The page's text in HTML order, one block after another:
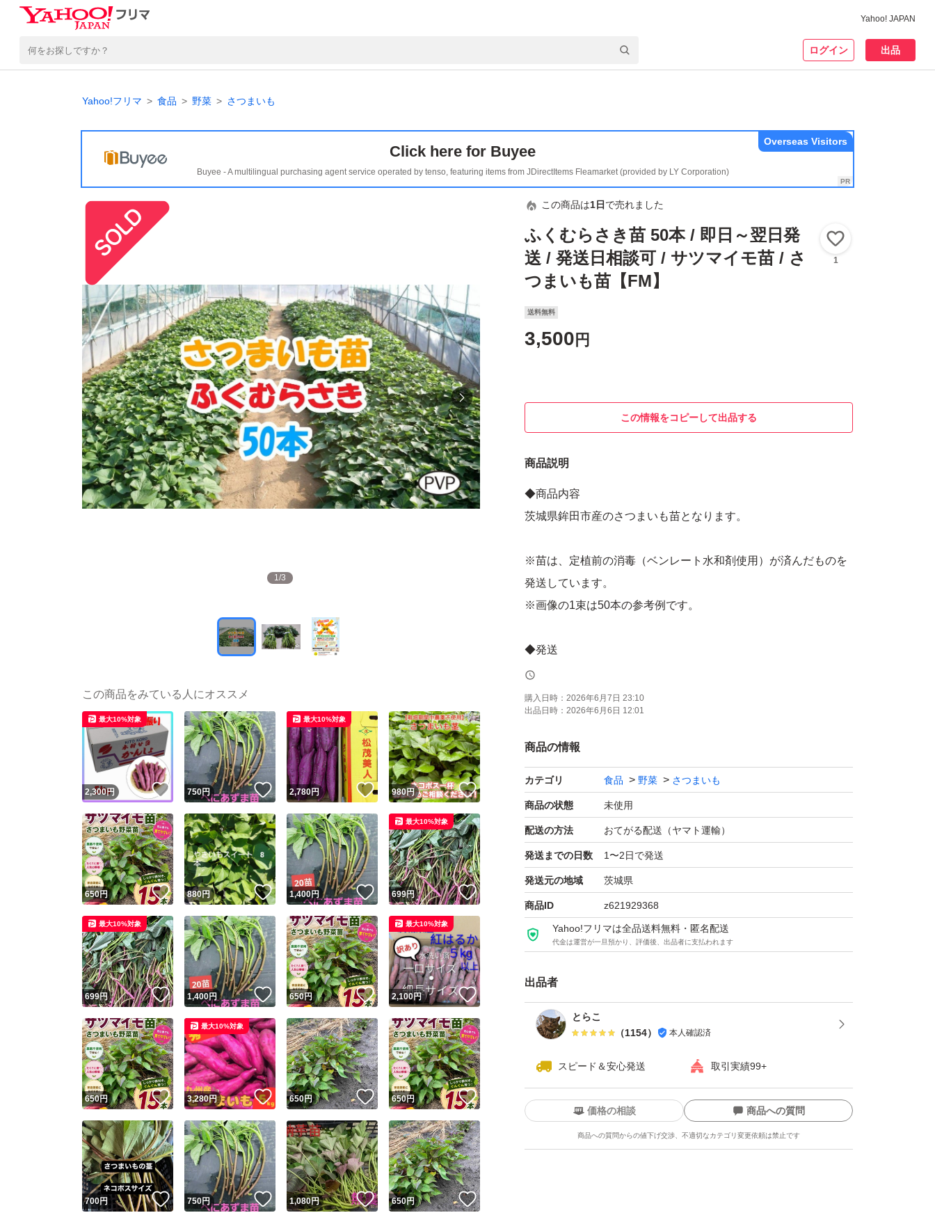
Yahoo! JAPAN
ログイン 出品
Yahoo!フリマ 食品 野菜 さつまいも
Click here for Buyee
Buyee - A multilingual purchasing agent service operated by tenso, featuring items from JDirectItems Fleamarket (provided by LY Corporation)
Overseas Visitors
1/3
この商品は1日 で売れました
ふくむらさき苗 50本 / 即日～翌日発
送 / 発送日相談可 / サツマイモ苗 / さ
つまいも苗【FM】
1
送料無料
3,500 円
この情報をコピーして出品する
商品説明
◆商品内容
茨城県鉾田市産のさつまいも苗となります。
※苗は、定植前の消毒（ベンレート水和剤使用）が済んだものを
発送しています。
※画像の1束は50本の参考例です。
◆発送
朝6時までのご購入で即日発送、以降翌日発送予定です。
発送希望日がある場合は購入前に質問欄からご相談ください。
◆注意事項
傷んでしまいますので購入をお控えくださいませ。
◆その他
不明点あれば質問欄からお気軽にお問い合わせください。
購入日時： 2026年6月7日 23:10
出品日時： 2026年6月6日 12:01
商品の情報
カテゴリ 食品 野菜 さつまいも
商品の状態 未使用
配送の方法 おてがる配送（ヤマト運輸）
発送までの日数 1〜2日で発送
発送元の地域 茨城県
商品ID z621929368
Yahoo!フリマは全品送料無料・匿名配送
代金は運営が一旦預かり、評価後、出品者に支払われます
出品者
とらこ
（1154） 本人確認済
スピード＆安心発送 取引実績99+
価格の相談 商品への質問
商品への質問からの値下げ交渉、不適切なカテゴリ変更依頼は禁止です
この商品をみている人にオススメ
2,300円 いいね！
最大10%対象
750円 いいね！
2,780円 いいね！
最大10%対象
980円 いいね！
650円 いいね！
880円 いいね！
1,400円 いいね！
699円 いいね！
最大10%対象
699円 いいね！
最大10%対象
1,400円 いいね！
650円 いいね！
2,100円 いいね！
最大10%対象
650円 いいね！
3,280円 いいね！
最大10%対象
650円 いいね！
650円 いいね！
700円 いいね！
750円 いいね！
1,080円 いいね！
650円 いいね！